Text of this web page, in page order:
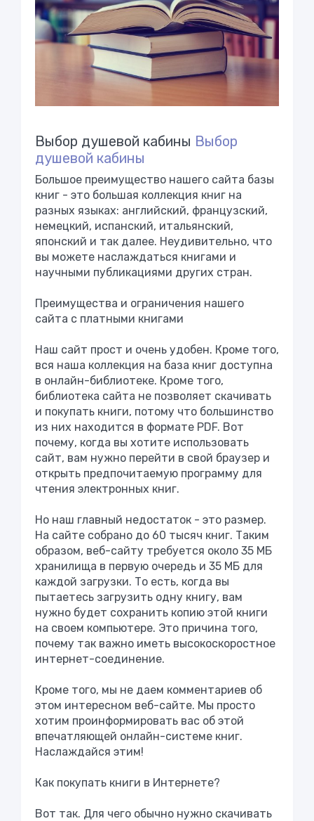
Выбор душевой кабины Выбор
душевой кабины
Большое преимущество нашего сайта базы
книг - это большая коллекция книг на
разных языках: английский, французский,
немецкий, испанский, итальянский,
японский и так далее. Неудивительно, что
вы можете наслаждаться книгами и
научными публикациями других стран.
Преимущества и ограничения нашего
сайта с платными книгами
Наш сайт прост и очень удобен. Кроме того,
вся наша коллекция на база книг доступна
в онлайн-библиотеке. Кроме того,
библиотека сайта не позволяет скачивать
и покупать книги, потому что большинство
из них находится в формате PDF. Вот
почему, когда вы хотите использовать
сайт, вам нужно перейти в свой браузер и
открыть предпочитаемую программу для
чтения электронных книг.
Но наш главный недостаток - это размер.
На сайте собрано до 60 тысяч книг. Таким
образом, веб-сайту требуется около 35 МБ
хранилища в первую очередь и 35 МБ для
каждой загрузки. То есть, когда вы
пытаетесь загрузить одну книгу, вам
нужно будет сохранить копию этой книги
на своем компьютере. Это причина того,
почему так важно иметь высокоскоростное
интернет-соединение.
Кроме того, мы не даем комментариев об
этом интересном веб-сайте. Мы просто
хотим проинформировать вас об этой
впечатляющей онлайн-системе книг.
Наслаждайся этим!
Как покупать книги в Интернете?
Вот так. Для чего обычно нужно скачивать